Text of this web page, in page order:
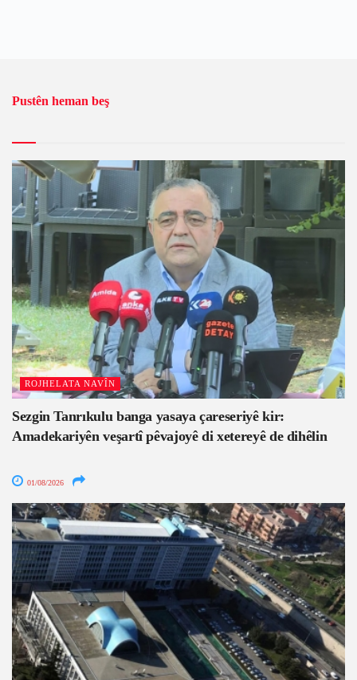
Pustên heman beş
ROJHELATA NAVÎN
Sezgin Tanrıkulu banga yasaya çareseriyê kir:
Amadekariyên veşartî pêvajoyê di xetereyê de dihêlin
01/08/2026